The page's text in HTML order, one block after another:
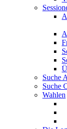
Suche
Suche
Wahlen